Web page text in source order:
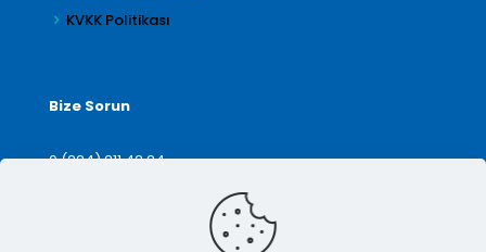
KVKK Politikası
Bize Sorun
0 (224) 211 42 24